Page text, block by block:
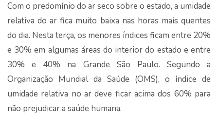
Com o predomínio do ar seco sobre o estado, a umidade
relativa do ar fica muito baixa nas horas mais quentes
do dia. Nesta terça, os menores índices ficam entre 20%
e 30% em algumas áreas do interior do estado e entre
30% e 40% na Grande São Paulo. Segundo a
Organização Mundial da Saúde (OMS), o índice de
umidade relativa no ar deve ficar acima dos 60% para
não prejudicar a saúde humana.